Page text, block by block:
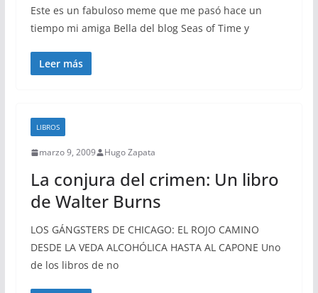
Este es un fabuloso meme que me pasó hace un
tiempo mi amiga Bella del blog Seas of Time y
Leer más
LIBROS
marzo 9, 2009 Hugo Zapata
La conjura del crimen: Un libro
de Walter Burns
LOS GÁNGSTERS DE CHICAGO: EL ROJO CAMINO
DESDE LA VEDA ALCOHÓLICA HASTA AL CAPONE Uno
de los libros de no